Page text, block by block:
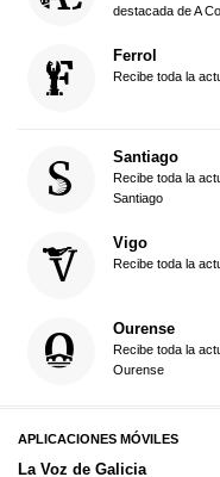
destacada de A
Ferrol
Recibe toda la
Santiago
Recibe toda la
Santiago
Vigo
Recibe toda la
Ourense
Recibe toda la
Ourense
APLICACIONES MÓVILES
La Voz de Galicia